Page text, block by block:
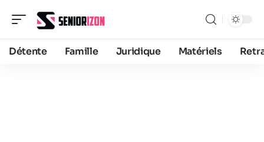
Détente Famille Juridique Matériels